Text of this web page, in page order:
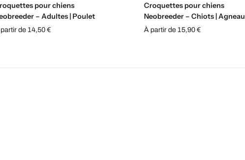
pour chiens
– Adultes | Poulet
de 14,50 €
Croquettes pour chiens
Neobreeder – Chiots | Agneau
À partir de 15,90 €